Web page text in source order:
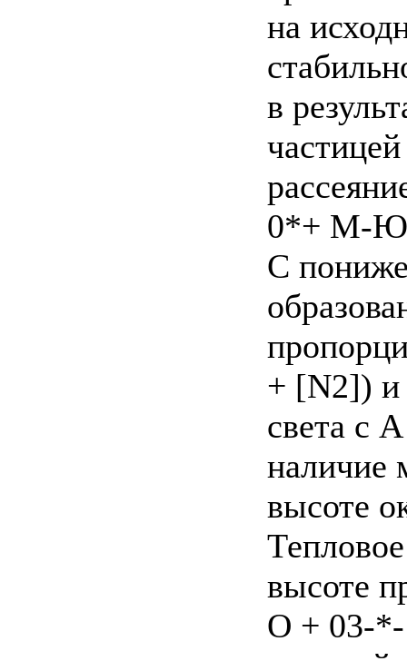
на
в
0*+ М-
С
+ [N2]) и
света с
наличие
высоте
высоте
О + 03-